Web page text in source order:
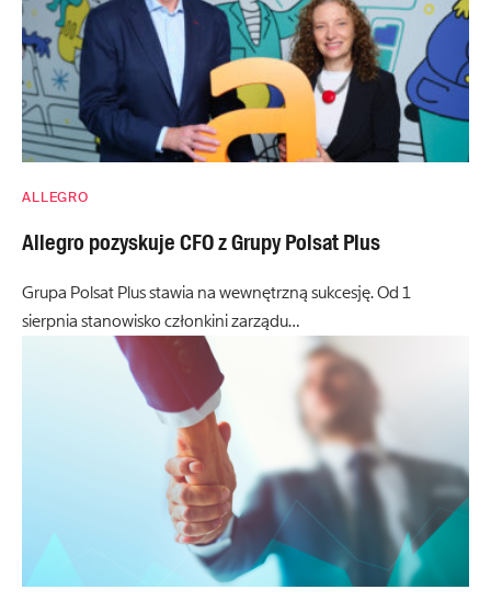
ALLEGRO
Allegro pozyskuje CFO z Grupy Polsat Plus
Grupa Polsat Plus stawia na wewnętrzną sukcesję. Od 1
sierpnia stanowisko członkini zarządu…